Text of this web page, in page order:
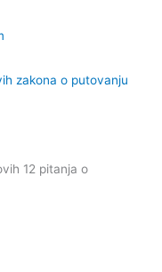
zakona o putovanju
12 pitanja o